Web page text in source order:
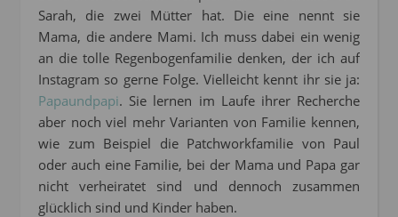
Sarah, die zwei Mütter hat. Die eine nennt sie
Mama, die andere Mami. Ich muss dabei ein wenig
an die tolle Regenbogenfamilie denken, der ich auf
Instagram so gerne Folge. Vielleicht kennt ihr sie ja:
Papaundpapi. Sie lernen im Laufe ihrer Recherche
aber noch viel mehr Varianten von Familie kennen,
wie zum Beispiel die Patchworkfamilie von Paul
oder auch eine Familie, bei der Mama und Papa gar
nicht verheiratet sind und dennoch zusammen
glücklich sind und Kinder haben.